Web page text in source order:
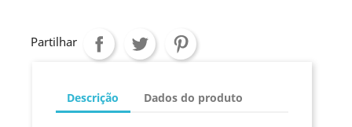
Partilhar
Descrição Dados do produto